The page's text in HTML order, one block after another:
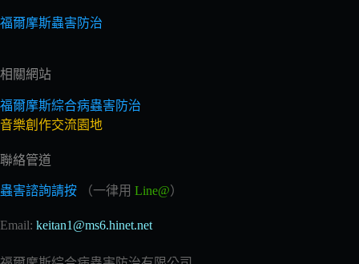
福爾摩斯蟲害防治
相關網站
福爾摩斯綜合病蟲害防治
音樂創作交流園地
聯絡管道
蟲害諮詢請按 （一律用 Line@）
Email: keitan1@ms6.hinet.net